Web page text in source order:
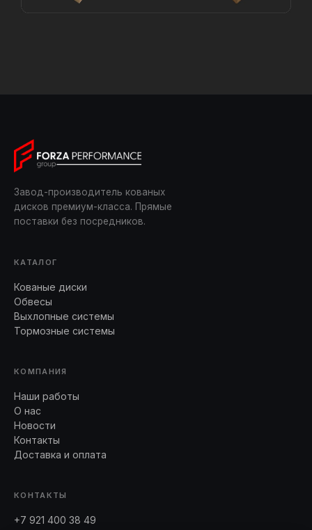
Завод-производитель кованых
дисков премиум-класса. Прямые
поставки без посредников.
КАТАЛОГ
Кованые диски
Обвесы
Выхлопные системы
Тормозные системы
КОМПАНИЯ
Наши работы
О нас
Новости
Контакты
Доставка и оплата
КОНТАКТЫ
+7 921 400 38 49